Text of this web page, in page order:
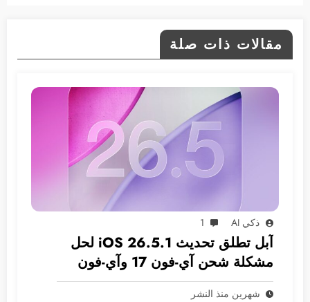
مقالات ذات صلة
ذكي AI 1
آبل تطلق تحديث iOS 26.5.1 لحل
مشكلة شحن آي-فون 17 وآي-فون
Air
شهرين منذ النشر